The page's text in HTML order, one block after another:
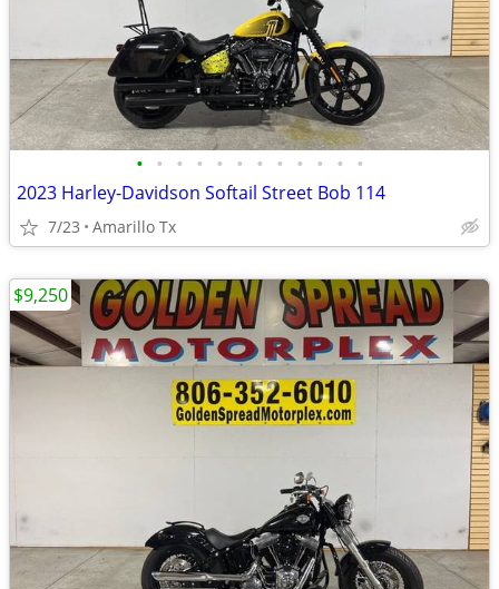
• • • • • • • • • • • •
2023 Harley-Davidson Softail Street Bob 114
7/23 Amarillo Tx
$9,250